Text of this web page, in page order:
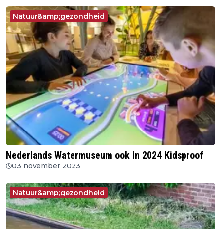
Natuur&amp;gezondheid
Nederlands Watermuseum ook in 2024 Kidsproof
03 november 2023
Natuur&amp;gezondheid